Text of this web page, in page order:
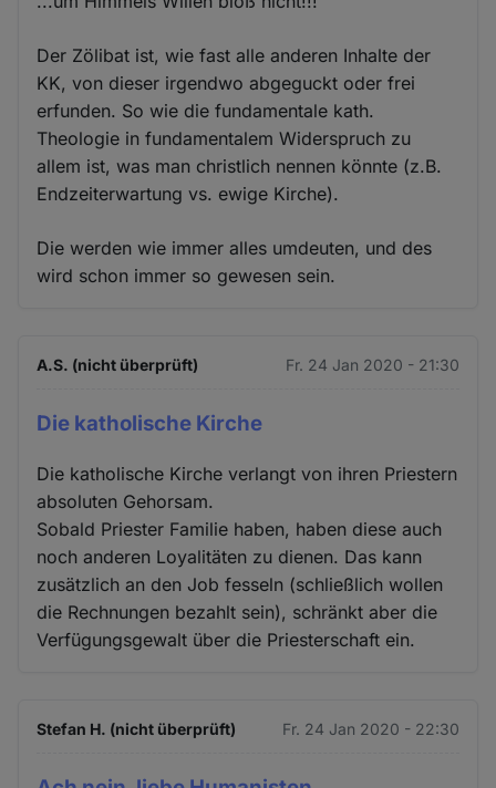
Der Zölibat ist, wie fast alle anderen Inhalte der
KK, von dieser irgendwo abgeguckt oder frei
erfunden. So wie die fundamentale kath.
Theologie in fundamentalem Widerspruch zu
allem ist, was man christlich nennen könnte (z.B.
Endzeiterwartung vs. ewige Kirche).
Die werden wie immer alles umdeuten, und des
wird schon immer so gewesen sein.
A.S. (nicht überprüft) Fr. 24 Jan 2020 - 21:30
Die katholische Kirche
Die katholische Kirche verlangt von ihren Priestern
absoluten Gehorsam.
Sobald Priester Familie haben, haben diese auch
noch anderen Loyalitäten zu dienen. Das kann
zusätzlich an den Job fesseln (schließlich wollen
die Rechnungen bezahlt sein), schränkt aber die
Verfügungsgewalt über die Priesterschaft ein.
Stefan H. (nicht überprüft) Fr. 24 Jan 2020 - 22:30